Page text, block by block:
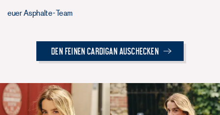
euer Asphalte-Team
Den Feinen Cardigan Auschecken